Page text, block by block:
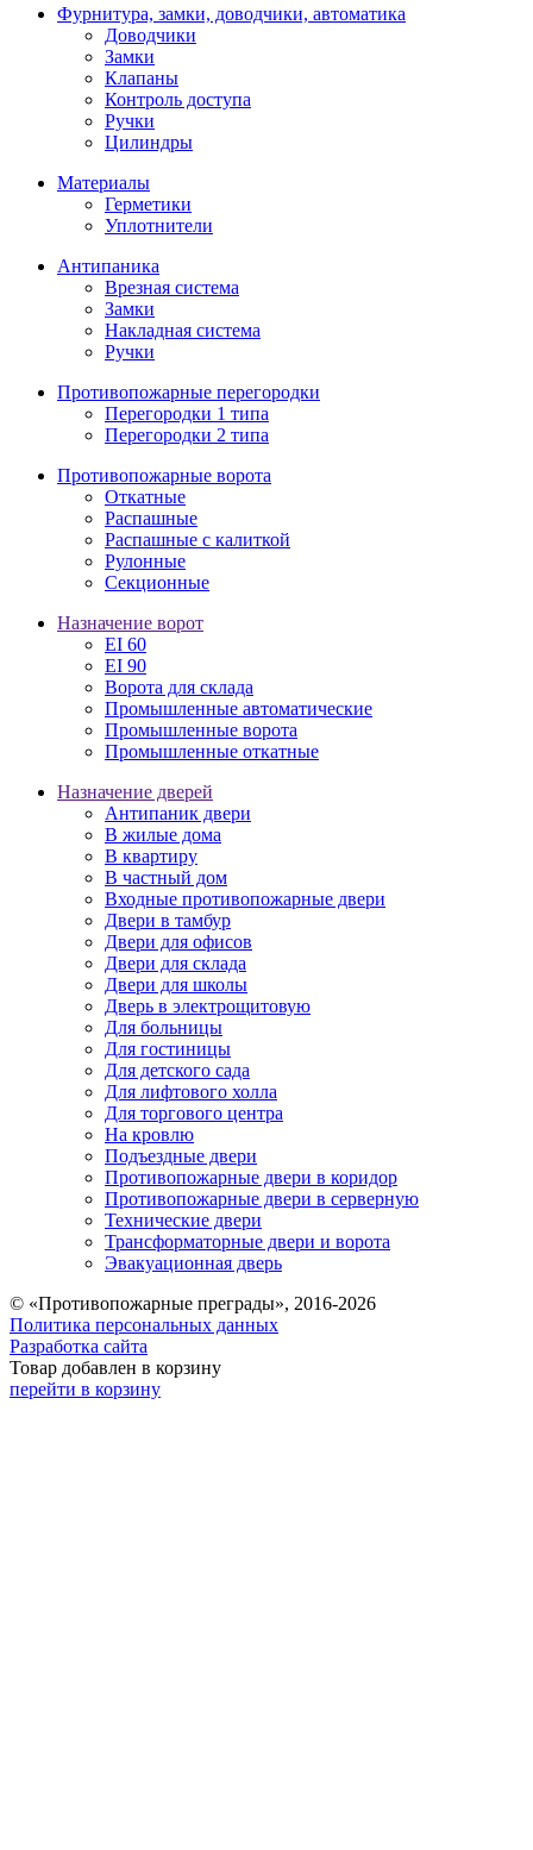
Фурнитура, замки, доводчики, автоматика
Доводчики
Замки
Клапаны
Контроль доступа
Ручки
Цилиндры
Материалы
Герметики
Уплотнители
Антипаника
Врезная система
Замки
Накладная система
Ручки
Противопожарные перегородки
Перегородки 1 типа
Перегородки 2 типа
Противопожарные ворота
Откатные
Распашные
Распашные с калиткой
Рулонные
Секционные
Назначение ворот
EI 60
EI 90
Ворота для склада
Промышленные автоматические
Промышленные ворота
Промышленные откатные
Назначение дверей
Антипаник двери
В жилые дома
В квартиру
В частный дом
Входные противопожарные двери
Двери в тамбур
Двери для офисов
Двери для склада
Двери для школы
Дверь в электрощитовую
Для больницы
Для гостиницы
Для детского сада
Для лифтового холла
Для торгового центра
На кровлю
Подъездные двери
Противопожарные двери в коридор
Противопожарные двери в серверную
Технические двери
Трансформаторные двери и ворота
Эвакуационная дверь
© «Противопожарные преграды», 2016-2026
Политика персональных данных
Разработка сайта
Товар добавлен в корзину
перейти в корзину